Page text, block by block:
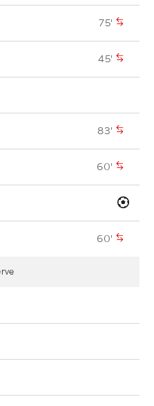
75'
45'
83'
60'
60'